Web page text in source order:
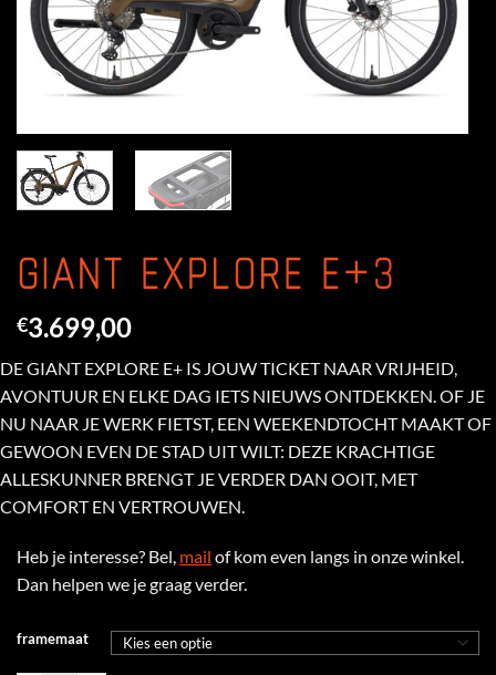
GIANT EXPLORE E+3
€3.699,00
DE GIANT EXPLORE E+ IS JOUW TICKET NAAR VRIJHEID,
AVONTUUR EN ELKE DAG IETS NIEUWS ONTDEKKEN. OF JE
NU NAAR JE WERK FIETST, EEN WEEKENDTOCHT MAAKT OF
GEWOON EVEN DE STAD UIT WILT: DEZE KRACHTIGE
ALLESKUNNER BRENGT JE VERDER DAN OOIT, MET
COMFORT EN VERTROUWEN.
Heb je interesse? Bel, mail of kom even langs in onze winkel.
Dan helpen we je graag verder.
framemaat